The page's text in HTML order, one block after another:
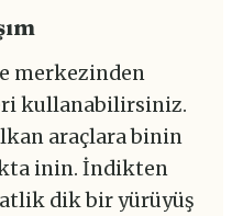
merkezinden
kullanabilirsiniz.
araçlara binin
inin. İndikten
dik bir yürüyüş